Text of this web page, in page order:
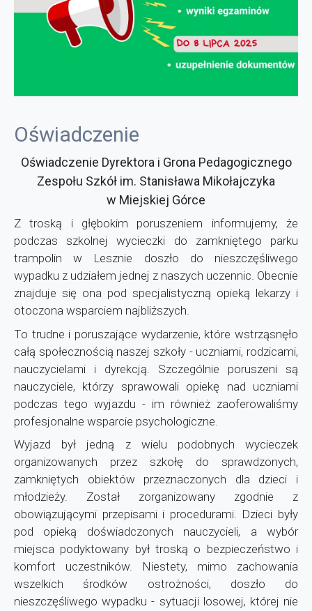
Oświadczenie
Oświadczenie Dyrektora i Grona Pedagogicznego
Zespołu Szkół im. Stanisława Mikołajczyka
w Miejskiej Górce
Z troską i głębokim poruszeniem informujemy, że
podczas szkolnej wycieczki do zamkniętego parku
trampolin w Lesznie doszło do nieszczęśliwego
wypadku z udziałem jednej z naszych uczennic. Obecnie
znajduje się ona pod specjalistyczną opieką lekarzy i
otoczona wsparciem najbliższych.
To trudne i poruszające wydarzenie, które wstrząsnęło
całą społecznością naszej szkoły - uczniami, rodzicami,
nauczycielami i dyrekcją. Szczególnie poruszeni są
nauczyciele, którzy sprawowali opiekę nad uczniami
podczas tego wyjazdu - im również zaoferowaliśmy
profesjonalne wsparcie psychologiczne.
Wyjazd był jedną z wielu podobnych wycieczek
organizowanych przez szkołę do sprawdzonych,
zamkniętych obiektów przeznaczonych dla dzieci i
młodzieży. Został zorganizowany zgodnie z
obowiązującymi przepisami i procedurami. Dzieci były
pod opieką doświadczonych nauczycieli, a wybór
miejsca podyktowany był troską o bezpieczeństwo i
komfort uczestników. Niestety, mimo zachowania
wszelkich środków ostrożności, doszło do
nieszczęśliwego wypadku - sytuacji losowej, której nie